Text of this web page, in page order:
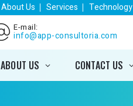
About Us Services Technology
E-mail:
info@app-consultoria.com
ABOUT US CONTACT US